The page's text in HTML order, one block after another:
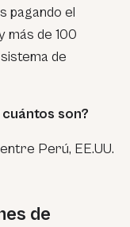
pagando el
más de 100
de
son?
Perú, EE.UU.
de